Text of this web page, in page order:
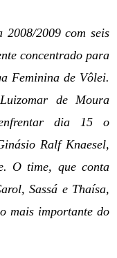
2008/2009 com seis
concentrado para
Feminina de Vôlei.
de Moura
dia 15 o
Ralf Knaesel,
O time, que conta
Sassá e Thaísa,
mais importante do